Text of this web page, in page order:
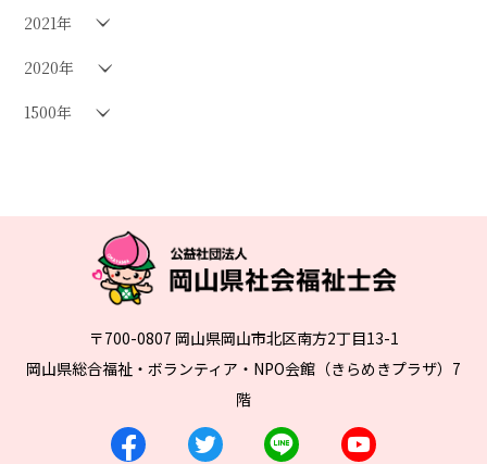
2021年
2020年
1500年
〒700-0807 岡山県岡山市北区南方2丁目13-1
岡山県総合福祉・ボランティア・NPO会館（きらめきプラザ）7
階